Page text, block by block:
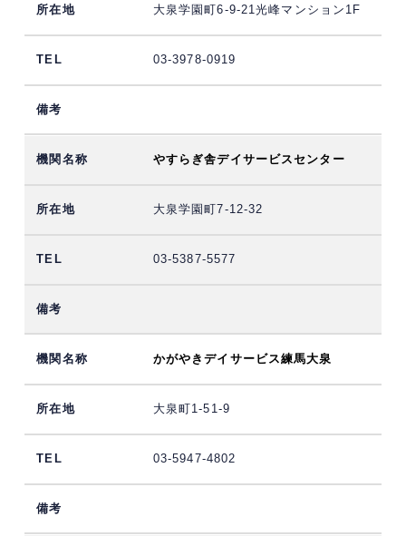
大泉学園町6-9-21光峰マンション1F
03-3978-0919
やすらぎ舎デイサービスセンター
大泉学園町7-12-32
03-5387-5577
かがやきデイサービス練馬大泉
大泉町1-51-9
03-5947-4802